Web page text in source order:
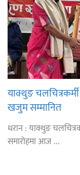
याक्थुङ
खजुम सम्मानित
धरान : याक्थुङ
समारोहमा आज ...